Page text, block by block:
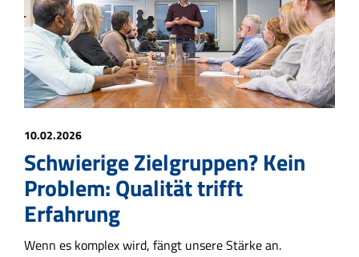
10.02.2026
Schwierige Zielgruppen? Kein
Problem: Qualität trifft
Erfahrung
Wenn es komplex wird, fängt unsere Stärke an.